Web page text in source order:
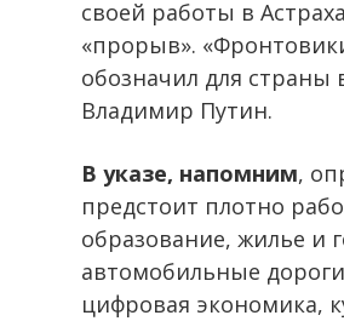
своей работы в
«прорыв».
обозначил для страны
Владимир Путин.
В указе, напомним,
предстоит плотно
образование, жилье и
автомобильные
цифровая экономика,